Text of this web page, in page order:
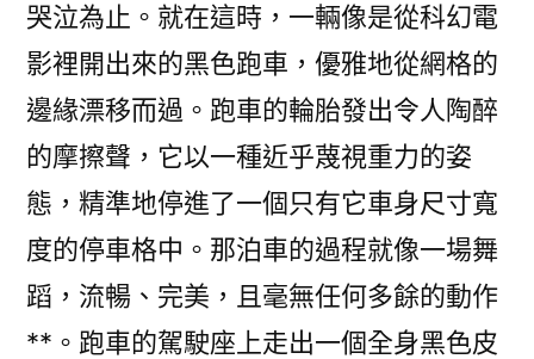
哭泣為止。就在這時，一輛像是從科幻電
影裡開出來的黑色跑車，優雅地從網格的
邊緣漂移而過。跑車的輪胎發出令人陶醉
的摩擦聲，它以一種近乎蔑視重力的姿
態，精準地停進了一個只有它車身尺寸寬
度的停車格中。那泊車的過程就像一場舞
蹈，流暢、完美，且毫無任何多餘的動作
**。跑車的駕駛座上走出一個全身黑色皮